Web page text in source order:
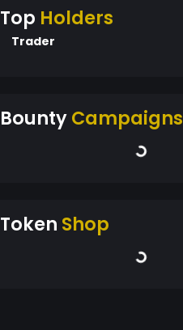
Top Holders
Trader
BountyCampaigns
Token Shop